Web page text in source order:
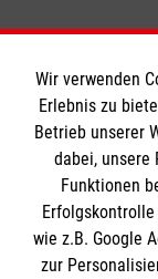
Der
arbeitet an
und Effizienz
ein
Planung und
Wir verwenden
Erlebnis zu
Betrieb unserer
dabei, unsere
Funktionen
wie z.B. Google
zur